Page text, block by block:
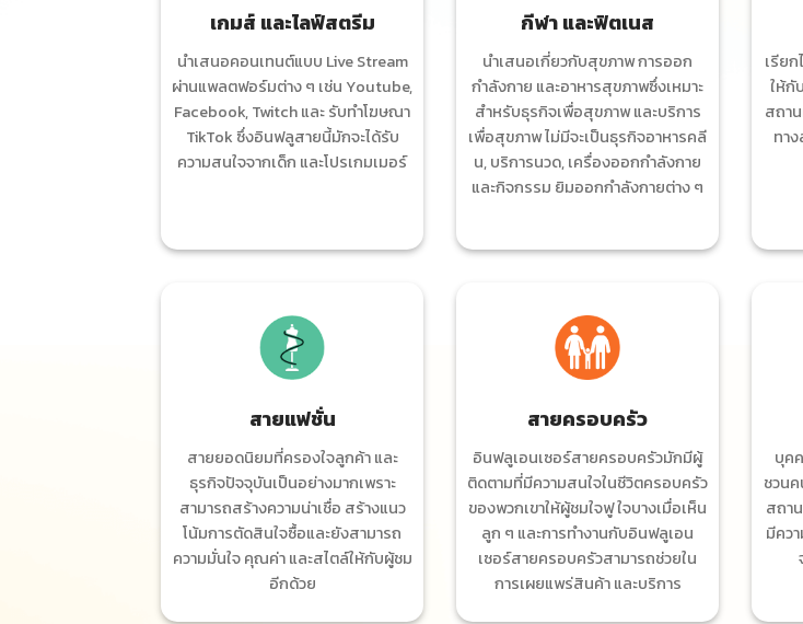
เกมส์ และไลฟ์สตรีม
นำเสนอคอนเทนต์แบบ Live Stream
ผ่านแพลตฟอร์มต่าง ๆ เช่น Youtube,
Facebook, Twitch และ รับทำโฆษณา
TikTok ซึ่งอินฟลูสายนี้มักจะได้รับ
ความสนใจจากเด็ก และโปรเกมเมอร์
กีฬา และฟิตเนส
นำเสนอเกี่ยวกับสุขภาพ การออก
กำลังกาย และอาหารสุขภาพซึ่งเหมาะ
สำหรับธุรกิจเพื่อสุขภาพ และบริการ
เพื่อสุขภาพ ไม่มีจะเป็นธุรกิจอาหารคลี
น, บริการนวด, เครื่องออกกำลังกาย
และกิจกรรม ยิมออกกำลังกายต่าง ๆ
เรีย
ให้กั
สถา
ทา
สายแฟชั่น
สายยอดนิยมที่ครองใจลูกค้า และ
ธุรกิจปัจจุบันเป็นอย่างมากเพราะ
สามารถสร้างความน่าเชื่อ สร้างแนว
โน้มการตัดสินใจซื้อและยังสามารถ
ความมั่นใจ คุณค่า และสไตล์ให้กับผู้ชม
อีกด้วย
สายครอบครัว
อินฟลูเอนเซอร์สายครอบครัวมักมีผู้
ติดตามที่มีความสนใจในชีวิตครอบครัว
ของพวกเขาให้ผู้ชมใจฟู ใจบางเมื่อเห็น
ลูก ๆ และการทำงานกับอินฟลูเอน
เซอร์สายครอบครัวสามารถช่วยใน
การเผยแพร่สินค้า และบริการ
บุค
ชวน
สถา
มีคว